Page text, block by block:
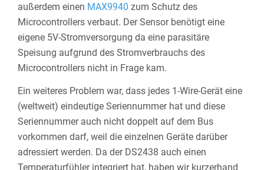
außerdem einen MAX9940 zum Schutz des
Microcontrollers verbaut. Der Sensor benötigt eine
eigene 5V-Stromversorgung da eine parasitäre
Speisung aufgrund des Stromverbrauchs des
Microcontrollers nicht in Frage kam.
Ein weiteres Problem war, dass jedes 1-Wire-Gerät eine
(weltweit) eindeutige Seriennummer hat und diese
Seriennummer auch nicht doppelt auf dem Bus
vorkommen darf, weil die einzelnen Geräte darüber
adressiert werden. Da der DS2438 auch einen
Temperaturfühler integriert hat, haben wir kurzerhand